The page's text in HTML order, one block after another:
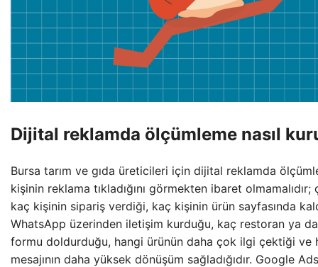
Dijital reklamda ölçümleme nasıl
Bursa tarım ve gıda üreticileri için dijital reklamda
kişinin reklama tıkladığını görmekten ibaret
kaç kişinin sipariş verdiği, kaç kişinin ürün sayfasında
WhatsApp üzerinden iletişim kurduğu, kaç restoran ya
formu doldurduğu, hangi ürünün daha çok ilgi çektiği ve
mesajının daha yüksek dönüşüm sağladığıdır. Google